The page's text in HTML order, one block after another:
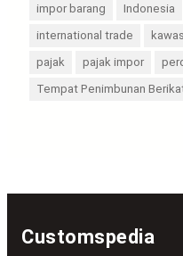
impor barang
Indonesia
international trade
pajak
pajak impor
Tempat Penimbunan
Customspedia